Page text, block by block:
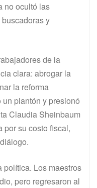
no ocultó las
y
de la
clara: abrogar la
la reforma
plantón y presionó
Claudia Sheinbaum
por su costo fiscal,
política. Los maestros
pero regresaron al